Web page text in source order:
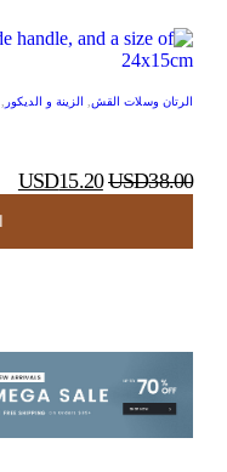
الرتان وسلات القش الزينة و الديكور
USD38.00
USD15.20